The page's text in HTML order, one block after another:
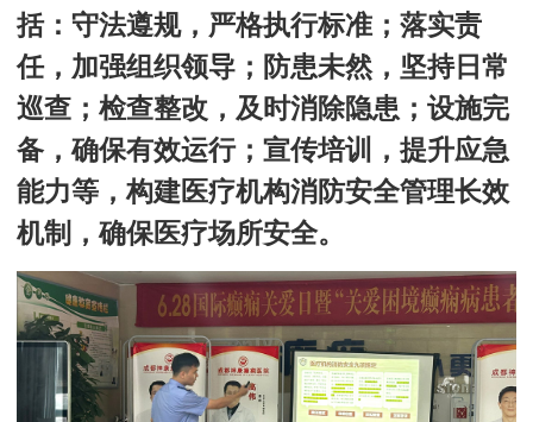
括：守法遵规，严格执行标准；落实责
任，加强组织领导；防患未然，坚持日常
巡查；检查整改，及时消除隐患； 设施完
备，确保有效运行；宣传培训，提升应急
能力等，构建医疗机构消防安全管理长效
机制，确保医疗场所安全。